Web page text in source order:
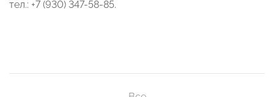
тел.: +7 (930) 347-58-85.